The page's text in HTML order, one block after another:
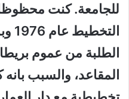
للجامعة. كنت
الطلبة من عموم
المقاعد، والسبب